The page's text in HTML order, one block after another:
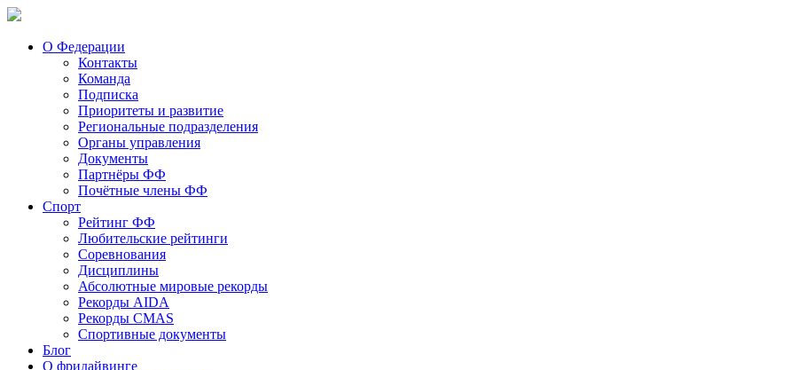
О Федерации
Контакты
Команда
Подписка
Приоритеты и развитие
Региональные подразделения
Органы управления
Документы
Партнёры ФФ
Почётные члены ФФ
Спорт
Рейтинг ФФ
Любительские рейтинги
Соревнования
Дисциплины
Абсолютные мировые рекорды
Рекорды AIDA
Рекорды CMAS
Спортивные документы
Блог
О фридайвинге